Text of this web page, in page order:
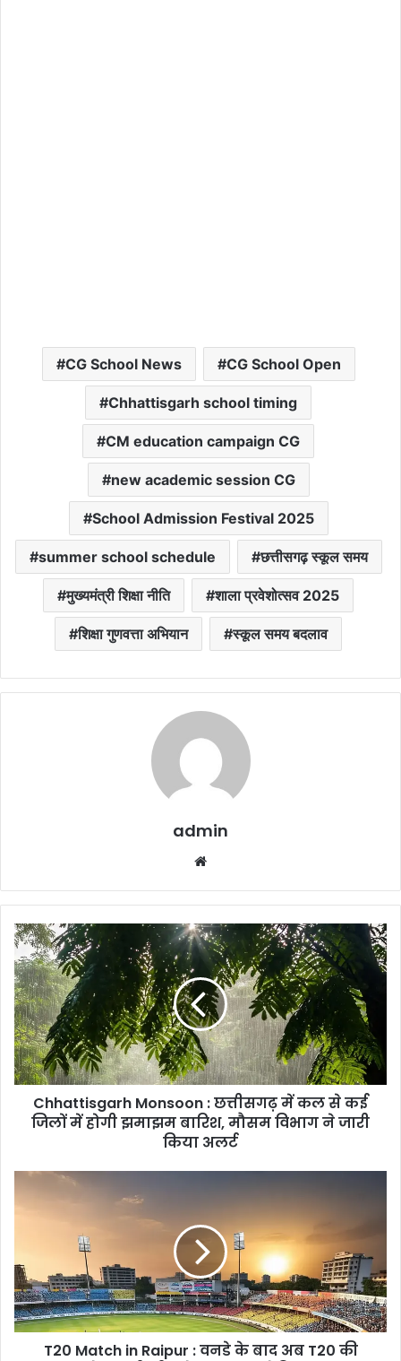
CG School News CG School Open
Chhattisgarh school timing
CM education campaign CG
new academic session CG
School Admission Festival 2025
summer school schedule छत्तीसगढ़ स्कूल समय
मुख्यमंत्री शिक्षा नीति शाला प्रवेशोत्सव 2025
शिक्षा गुणवत्ता अभियान स्कूल समय बदलाव
admin
Chhattisgarh
Monsoon
:
छत्तीसगढ़
में
कल
से
कई
जिलों
मौसम
अलर्ट
Chhattisgarh Monsoon : छत्तीसगढ़ में कल से कई
जिलों में होगी झमाझम बारिश, मौसम विभाग ने जारी
किया अलर्ट
वनडे
के
बाद
अब
T20 Match in Raipur : वनडे के बाद अब T20 की